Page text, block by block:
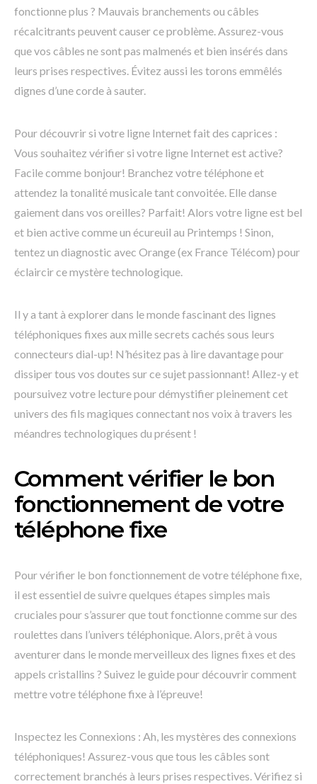
fonctionne plus ? Mauvais branchements ou câbles
récalcitrants peuvent causer ce problème. Assurez-vous
que vos câbles ne sont pas malmenés et bien insérés dans
leurs prises respectives. Évitez aussi les torons emmêlés
dignes d’une corde à sauter.
Pour découvrir si votre ligne Internet fait des caprices :
Vous souhaitez vérifier si votre ligne Internet est active?
Facile comme bonjour! Branchez votre téléphone et
attendez la tonalité musicale tant convoitée. Elle danse
gaiement dans vos oreilles? Parfait! Alors votre ligne est bel
et bien active comme un écureuil au Printemps ! Sinon,
tentez un diagnostic avec Orange (ex France Télécom) pour
éclaircir ce mystère technologique.
Il y a tant à explorer dans le monde fascinant des lignes
téléphoniques fixes aux mille secrets cachés sous leurs
connecteurs dial-up! N’hésitez pas à lire davantage pour
dissiper tous vos doutes sur ce sujet passionnant! Allez-y et
poursuivez votre lecture pour démystifier pleinement cet
univers des fils magiques connectant nos voix à travers les
méandres technologiques du présent !
Comment vérifier le bon
fonctionnement de votre
téléphone fixe
Pour vérifier le bon fonctionnement de votre téléphone fixe,
il est essentiel de suivre quelques étapes simples mais
cruciales pour s’assurer que tout fonctionne comme sur des
roulettes dans l’univers téléphonique. Alors, prêt à vous
aventurer dans le monde merveilleux des lignes fixes et des
appels cristallins ? Suivez le guide pour découvrir comment
mettre votre téléphone fixe à l’épreuve!
Inspectez les Connexions : Ah, les mystères des connexions
téléphoniques! Assurez-vous que tous les câbles sont
correctement branchés à leurs prises respectives. Vérifiez si